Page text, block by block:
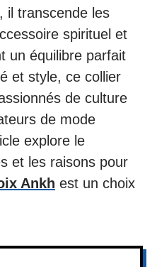
il transcende les
spirituel et
un équilibre parfait
et style, ce collier
de culture
de mode
explore le
et les raisons pour
Ankh est un choix